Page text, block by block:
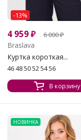
-13%
4 959₽ 6 000₽
Braslava
Куртка короткая...
46 48 50 52 54 56
В корзину
НОВИНКА